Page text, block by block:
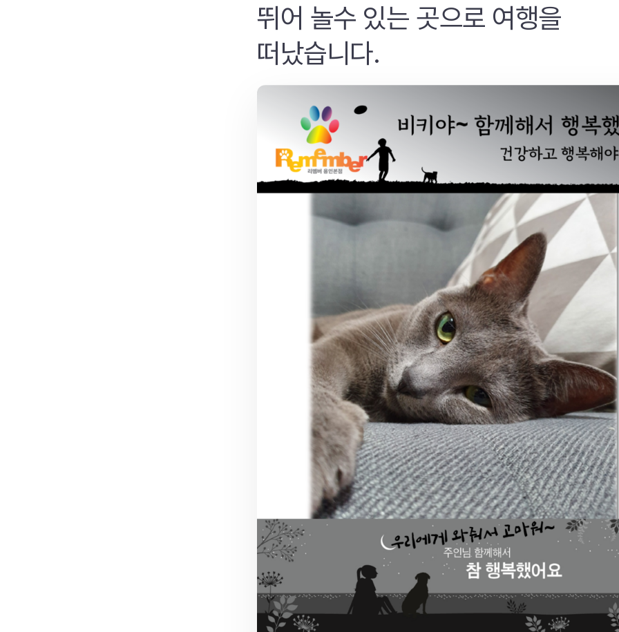
뛰어 놀수 있는 곳으로 여행을
떠났습니다.